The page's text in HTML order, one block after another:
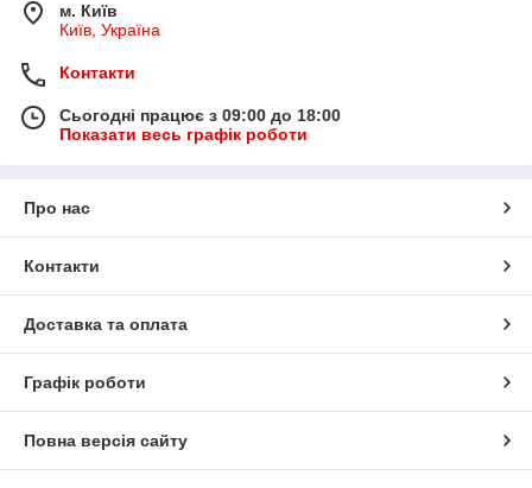
м. Київ
Київ, Україна
Контакти
Сьогодні працює з 09:00 до 18:00
Показати весь графік роботи
Про нас
Контакти
Доставка та оплата
Графік роботи
Повна версія сайту